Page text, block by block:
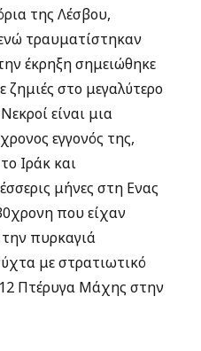
της Λέσβου,
τραυματίστηκαν
έκρηξη σημειώθηκε
στο μεγαλύτερο
είναι μια
εγγονός της,
Ιράκ και
μήνες στη Ενας
που είχαν
πυρκαγιά
με στρατιωτικό
Πτέρυγα Μάχης στην